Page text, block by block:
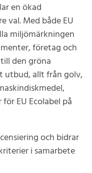
en ökad
val. Med både EU
miljömärkningen
företag och
den gröna
utbud, allt från golv,
EU Ecolabel på
och bidrar
i samarbete